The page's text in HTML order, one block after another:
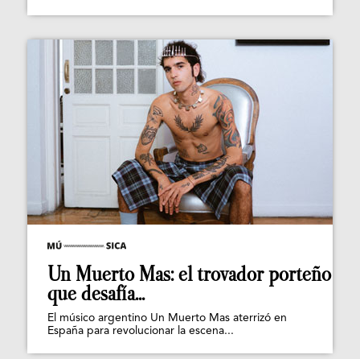
Un Muerto Mas: el trovador porteño
que desafía...
El músico argentino Un Muerto Mas aterrizó en
España para revolucionar la escena...